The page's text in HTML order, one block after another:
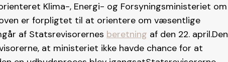
Klima-, Energi- og Forsyningsministeriet om
er forpligtet til at orientere om væsentlige
af Statsrevisorernes beretning af den 22. april.Den
at ministeriet ikke havde chance for at